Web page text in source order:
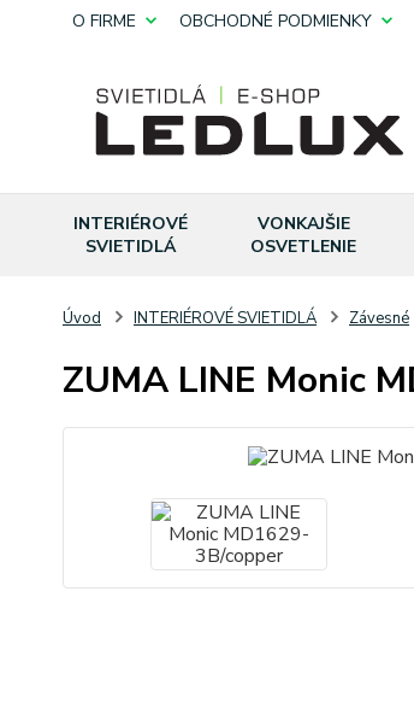
O FIRME OBCHODNÉ PODMIENKY
INTERIÉROVÉ
SVIETIDLÁ
VONKAJŠIE
OSVETLENIE
Úvod INTERIÉROVÉ SVIETIDLÁ Závesné
ZUMA LINE Monic